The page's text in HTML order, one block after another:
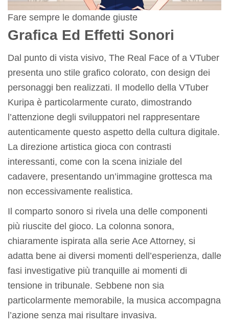
Fare sempre le domande giuste
Grafica Ed Effetti Sonori
Dal punto di vista visivo, The Real Face of a VTuber
presenta uno stile grafico colorato, con design dei
personaggi ben realizzati. Il modello della VTuber
Kuripa è particolarmente curato, dimostrando
l’attenzione degli sviluppatori nel rappresentare
autenticamente questo aspetto della cultura digitale.
La direzione artistica gioca con contrasti
interessanti, come con la scena iniziale del
cadavere, presentando un’immagine grottesca ma
non eccessivamente realistica.
Il comparto sonoro si rivela una delle componenti
più riuscite del gioco. La colonna sonora,
chiaramente ispirata alla serie Ace Attorney, si
adatta bene ai diversi momenti dell’esperienza, dalle
fasi investigative più tranquille ai momenti di
tensione in tribunale. Sebbene non sia
particolarmente memorabile, la musica accompagna
l’azione senza mai risultare invasiva.